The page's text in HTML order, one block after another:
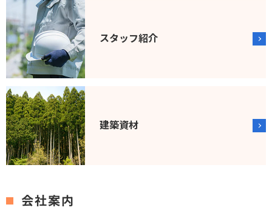
スタッフ紹介
建築資材
会社案内